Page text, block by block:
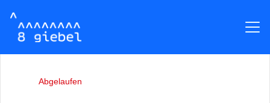
DATUM
Abgelaufen